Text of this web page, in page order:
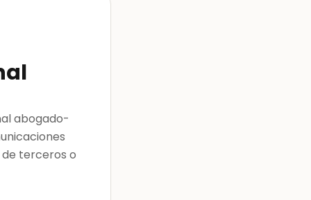
abogado-
terceros o